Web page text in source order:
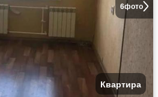
6фото
Квартира